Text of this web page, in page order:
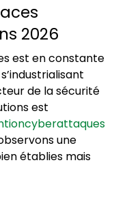
2026
est en constante
de la sécurité
est
une
établies mais